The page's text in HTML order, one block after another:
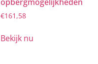
€161,58
Bekijk nu